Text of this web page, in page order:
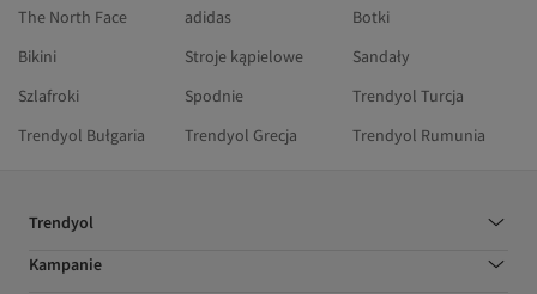
The North Face
adidas
Botki
Bikini
Stroje kąpielowe
Sandały
Szlafroki
Spodnie
Trendyol Turcja
Trendyol Bułgaria
Trendyol Grecja Trendyol Rumunia
Trendyol
Kampanie